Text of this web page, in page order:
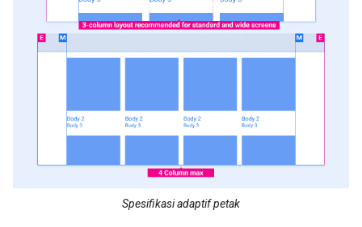
Spesifikasi adaptif petak